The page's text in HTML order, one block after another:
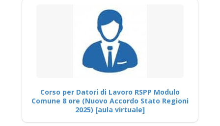
Corso per Datori di Lavoro RSPP Modulo
Comune 8 ore (Nuovo Accordo Stato Regioni
2025) [aula virtuale]